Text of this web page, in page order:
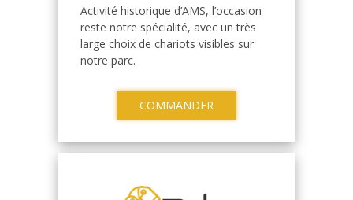
Activité historique d’AMS, l’occasion
reste notre spécialité, avec un très
large choix de chariots visibles sur
notre parc.
COMMANDER